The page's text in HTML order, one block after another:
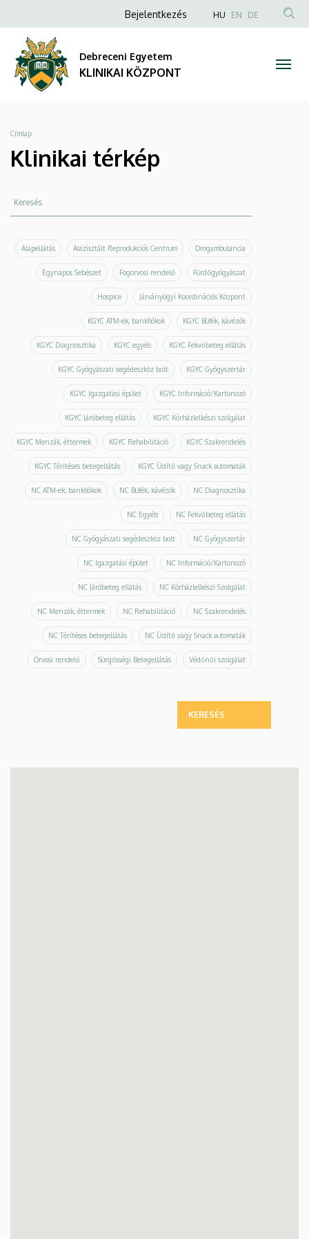
térkép
KLINIKAI
KÖZPONT
a
tartalomra
Anonim
fiók
menüje
Bejelentkezés HU EN DE
Debreceni Egyetem
KLINIKAI KÖZPONT
Morzsa
Címlap
Klinikai térkép
Keresés
Keresés
Alapellátás Asszisztált Reprodukciós Centrum Drogambulancia
Egynapos Sebészet Fogorvosi rendelő Fürdőgyógyászat
Hospice Járványügyi Koordinációs Központ
KGYC ATM-ek, bankfiókok KGYC Büfék, kávézók
KGYC Diagnosztika KGYC egyéb KGYC Fekvőbeteg ellátás
KGYC Gyógyászati segédeszköz bolt KGYC Gyógyszertár
KGYC Igazgatási épület KGYC Információ/Kartonozó
KGYC Járóbeteg ellátás KGYC Kórházlelkészi szolgálat
KGYC Menzák, éttermek KGYC Rehabilitáció KGYC Szakrendelés
KGYC Téritéses betegellátás KGYC Üdítő vagy Snack automaták
NC ATM-ek, bankfiókok NC Büfék, kávézók NC Diagnosztika
NC Egyéb NC Fekvőbeteg ellátás
NC Gyógyászati segédeszköz bolt NC Gyógyszertár
NC Igazgatási épület NC Információ/Kartonozó
NC Járóbeteg ellátás NC Kórházlelkészi Szolgálat
NC Menzák, éttermek NC Rehabilitáció NC Szakrendelés
NC Térítéses betegellátás NC Üdítő vagy Snack automaták
Orvosi rendelő Sürgősségi Betegellátás Védőnői szolgálat